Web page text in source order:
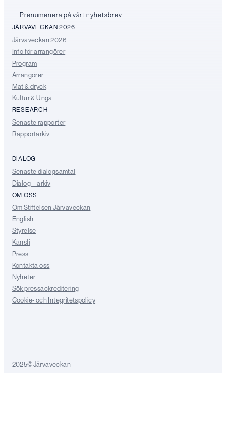
Prenumenera på vårt nyhetsbrev
JÄRVAVECKAN 2026
Järvaveckan 2026
Info för arrangörer
Program
Arrangörer
Mat & dryck
Kultur & Unga
RESEARCH
Senaste rapporter
Rapportarkiv
DIALOG
Senaste dialogsamtal
Dialog – arkiv
OM OSS
Om Stiftelsen Järvaveckan
English
Styrelse
Kansli
Press
Kontakta oss
Nyheter
Sök pressackreditering
Cookie- och Integritetspolicy
2025©Järvaveckan